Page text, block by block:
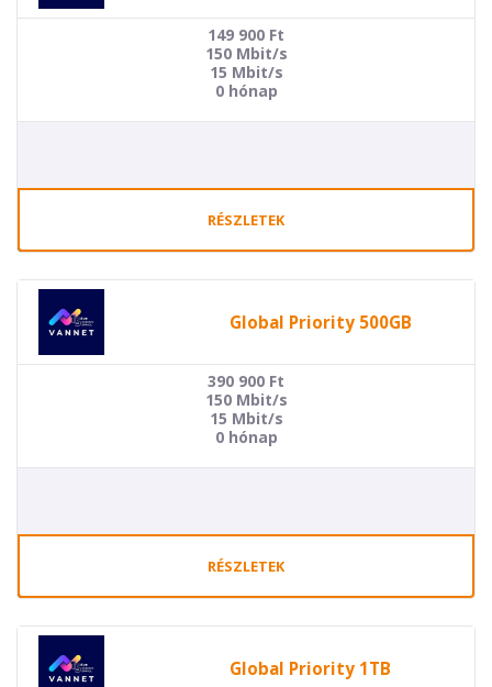
149 900 Ft
150 Mbit/s
15 Mbit/s
0 hónap
RÉSZLETEK
Global Priority 500GB
390 900 Ft
150 Mbit/s
15 Mbit/s
0 hónap
RÉSZLETEK
Global Priority 1TB